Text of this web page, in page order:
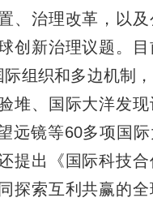
、治理改革，以
创新治理议题。
际组织和多边机制
堆、国际大洋发
远镜等60多项国
提出《国际科技
探索互利共赢的